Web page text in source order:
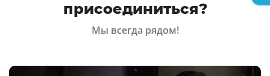
присоединиться?
Мы всегда рядом!